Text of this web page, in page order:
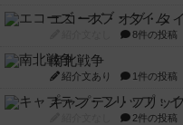
エコーズ・オブ・タ
8件の投稿
南北戦争
紹介文あり 1件の投稿
キャプテン・フリッ
2件の投稿